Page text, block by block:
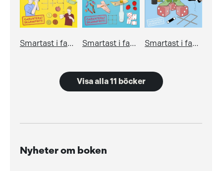
Smartast i familjen – nya utmaningar Smartast i familjen – roliga utmaningar, kluringar och tankenötter Smartast i familjen – Stora pysselboken
Visa alla 11 böcker
Nyheter om boken